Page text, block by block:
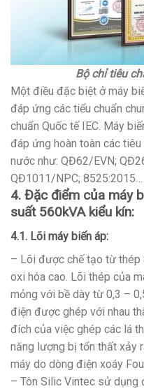
Bộ chỉ tiêu
Một điều đặc biệt ở máy
đáp ứng các tiểu chuẩn
chuẩn Quốc tế IEC. Máy
đáp ứng hoàn toàn các
nước như: QĐ62/EVN;
QĐ1011/NPC; 8525:2015…
4. Đặc điểm của máy
suất 560kVA kiểu kín:
4.1. Lõi máy biến áp:
– Lõi được chế tạo từ thép
oxi hóa cao. Lõi thép của
mỏng với bề dày từ 0,3 –
điện được ghép với nhau
đích của việc ghép các lá
năng lượng bị tổn thất xảy
máy do dòng điện xoáy
– Tôn Silic Vintec sử